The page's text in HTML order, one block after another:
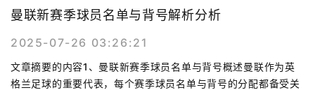
曼联新赛季球员名单与背号解析分析
2025-07-26 03:26:21
文章摘要的内容1、曼联新赛季球员名单与背号概述曼联作为英
格兰足球的重要代表，每个赛季球员名单与背号的分配都备受关